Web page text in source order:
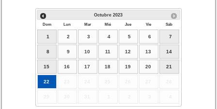
Octubre 2023
Dom Lun Mar Mié Jue Vie Sáb
1 2 3 4 5 6 7
8 9 10 11 12 13 14
15 16 17 18 19 20 21
22